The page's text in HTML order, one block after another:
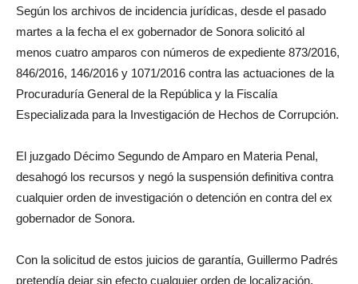
Según los archivos de incidencia jurídicas, desde el pasado
martes a la fecha el ex gobernador de Sonora solicitó al
menos cuatro amparos con números de expediente 873/2016,
846/2016, 146/2016 y 1071/2016 contra las actuaciones de la
Procuraduría General de la República y la Fiscalía
Especializada para la Investigación de Hechos de Corrupción.
El juzgado Décimo Segundo de Amparo en Materia Penal,
desahogó los recursos y negó la suspensión definitiva contra
cualquier orden de investigación o detención en contra del ex
gobernador de Sonora.
Con la solicitud de estos juicios de garantía, Guillermo Padrés
pretendía dejar sin efecto cualquier orden de localización,